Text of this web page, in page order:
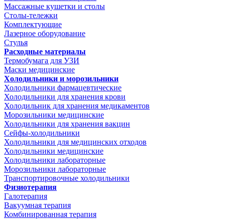
Массажные кушетки и столы
Столы-тележки
Комплектующие
Лазерное оборудование
Стулья
Расходные материалы
Термобумага для УЗИ
Маски медицинские
Холодильники и морозильники
Холодильники фармацевтические
Холодильники для хранения крови
Холодильник для хранения медикаментов
Морозильники медицинские
Холодильники для хранения вакцин
Сейфы-холодильники
Холодильники для медицинских отходов
Холодильники медицинские
Холодильники лабораторные
Морозильники лабораторные
Транспортировочные холодильники
Физиотерапия
Галотерапия
Вакуумная терапия
Комбинированная терапия